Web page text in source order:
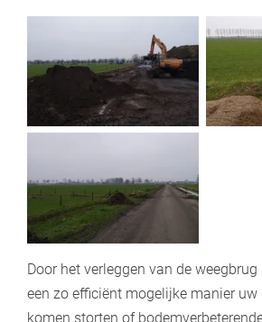
Door het verleggen van de
een zo efficiënt mogelijke manier uw
komen storten of